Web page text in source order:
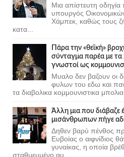
Μια απίστευτη
υπουργός
Χάμπεκ, καθώς τους
κατα...
Πάρα την «θεϊκή»
σύνταγμα παρέα με τα
γνωστοί ως
Μυαλο δεν βαζουν οι
φυλων του εδω και
τα διαβολικα κομμουνιστικα
Άλλη μια που διάβαζε
μισάνθρωπων πήγε
Δηθεν βαρύ πένθος
Ευβοίας ο αιφνίδιος
γυναίκας, η οποία
σταθμευμένο αυ...